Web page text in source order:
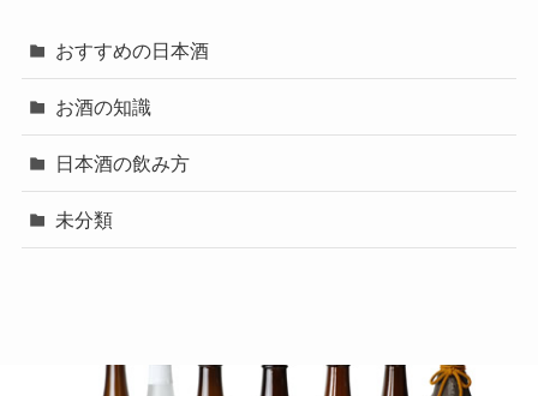
おすすめの日本酒
お酒の知識
日本酒の飲み方
未分類